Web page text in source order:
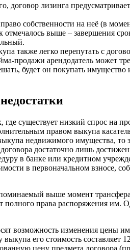
договор лизинга
собственности на неё (в
выше – завершения
также легко перепутать с
продажи арендодатель может
будет он покупать
существует низкий спрос
правом выкупа
недвижимого имущества, то
достаточно лишь
в банке или кредитном
в первоначальном взносе,
выше момент
полного права распоряжения
возможность изменения цены
его стоимость
цену предмета договора